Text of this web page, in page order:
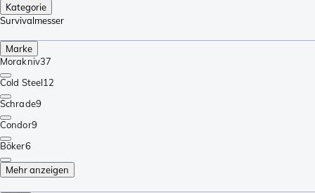
Kategorie
Survivalmesser
Marke
Morakniv37
Cold Steel12
Schrade9
Condor9
Böker6
Mehr anzeigen